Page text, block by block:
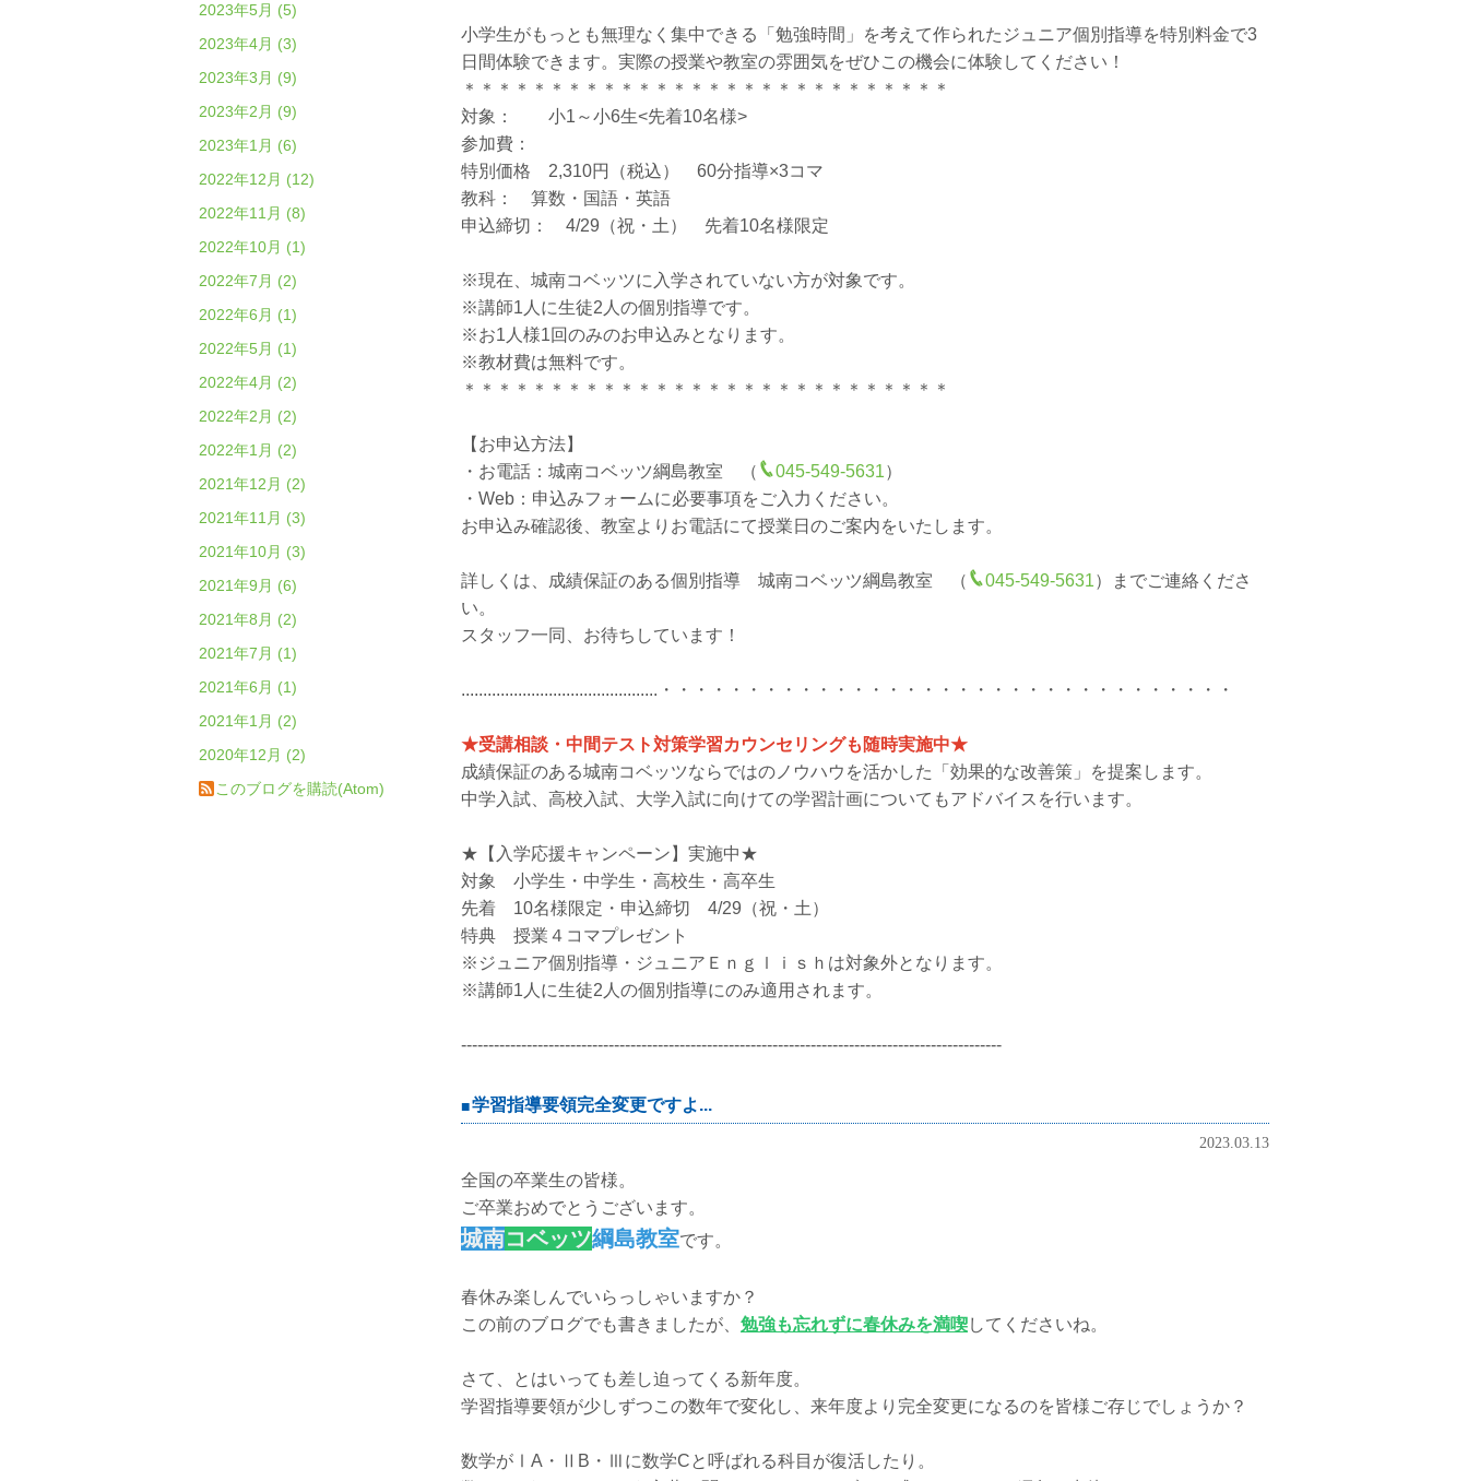
小学生がもっとも無理なく集中できる「勉強時間」を考えて作られたジュニア個別指導を特別料金で3
日間体験できます。実際の授業や教室の雰囲気をぜひこの機会に体験してください！
＊＊＊＊＊＊＊＊＊＊＊＊＊＊＊＊＊＊＊＊＊＊＊＊＊＊＊＊
対象： 小1～小6生<先着10名様>
参加費：
特別価格 2,310円（税込） 60分指導×3コマ
教科： 算数・国語・英語
申込締切： 4/29（祝・土） 先着10名様限定
※現在、城南コベッツに入学されていない方が対象です。
※講師1人に生徒2人の個別指導です。
※お1人様1回のみのお申込みとなります。
※教材費は無料です。
＊＊＊＊＊＊＊＊＊＊＊＊＊＊＊＊＊＊＊＊＊＊＊＊＊＊＊＊
【お申込方法】
・お電話：城南コベッツ綱島教室 （
045-549-5631）
・Web：申込みフォームに必要事項をご入力ください。
お申込み確認後、教室よりお電話にて授業日のご案内をいたします。
詳しくは、成績保証のある個別指導 城南コベッツ綱島教室 （ 045-549-5631）までご連絡くださ
い。
スタッフ一同、お待ちしています！
.............................................・・・・・・・・・・・・・・・・・・・・・・・・・・・・・・・・・
★受講相談・中間テスト対策学習カウンセリングも随時実施中★
成績保証のある城南コベッツならではのノウハウを活かした「効果的な改善策」を提案します。
中学入試、高校入試、大学入試に向けての学習計画についてもアドバイスを行います。
★【入学応援キャンペーン】実施中★
対象 小学生・中学生・高校生・高卒生
先着 10名様限定・申込締切 4/29（祝・土）
特典 授業４コマプレゼント
※ジュニア個別指導・ジュニアＥｎｇｌｉｓｈは対象外となります。
※講師1人に生徒2人の個別指導にのみ適用されます。
---------------------------------------------------------------------------------------------------
学習指導要領完全変更ですよ...
2023.03.13
全国の卒業生の皆様。
ご卒業おめでとうございます。
城南コベッツ綱島教室です。
春休み楽しんでいらっしゃいますか？
この前のブログでも書きましたが、 勉強も忘れずに春休みを満喫してくださいね。
さて、とはいっても差し迫ってくる新年度。
学習指導要領が少しずつこの数年で変化し、来年度より完全変更になるのを皆様ご存じでしょうか？
数学がⅠA・ⅡB・Ⅲに数学Cと呼ばれる科目が復活したり。
2023年5月 (5)
2023年4月 (3)
2023年3月 (9)
2023年2月 (9)
2023年1月 (6)
2022年12月 (12)
2022年11月 (8)
2022年10月 (1)
2022年7月 (2)
2022年6月 (1)
2022年5月 (1)
2022年4月 (2)
2022年2月 (2)
2022年1月 (2)
2021年12月 (2)
2021年11月 (3)
2021年10月 (3)
2021年9月 (6)
2021年8月 (2)
2021年7月 (1)
2021年6月 (1)
2021年1月 (2)
2020年12月 (2)
このブログを購読(Atom)